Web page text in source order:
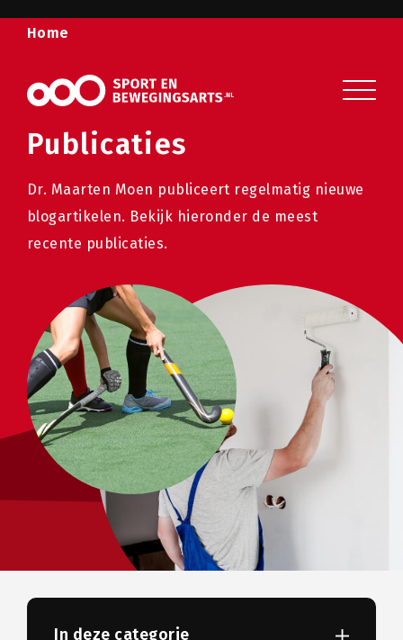
Home
Sport en beweging
Veelgestelde vragen
Over ons
Contact
Publicaties
Dr. Maarten Moen publiceert regelmatig nieuwe
blogartikelen. Bekijk hieronder de meest
recente publicaties.
In deze categorie